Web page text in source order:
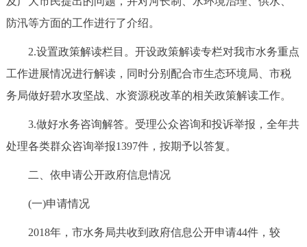
防汛等方面的工作进行了介绍。
2.设置政策解读栏目。开设政策解读专栏对我市水务重点
工作进展情况进行解读，同时分别配合市生态环境局、市税
务局做好碧水攻坚战、水资源税改革的相关政策解读工作。
3.做好水务咨询解答。受理公众咨询和投诉举报，全年共
处理各类群众咨询举报1397件，按期予以答复。
二、依申请公开政府信息情况
(一)申请情况
2018年，市水务局共收到政府信息公开申请44件，较